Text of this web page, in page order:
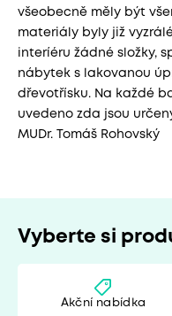
všeobecně měly být
materiály byly již
interíéru žádné složky,
nábytek s lakovanou
dřevotřísku. Na každé
uvedeno zda jsou
MUDr. Tomáš Rohovský
Vyberte si
Akční nabídka